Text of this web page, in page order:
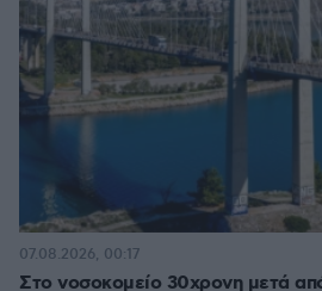
Στο νοσοκομείο 30χρονη μετά
07.08.2026, 00:17